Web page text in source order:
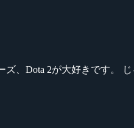
ズ、Dota 2が大好きです